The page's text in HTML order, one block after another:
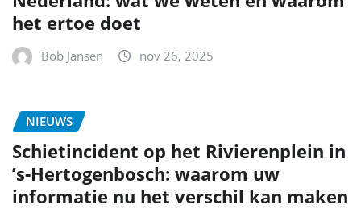
het ertoe doet
Bob Jansen nov 26, 2025
NIEUWS
Schietincident op het Rivierenplein in
’s‑Hertogenbosch: waarom uw
informatie nu het verschil kan maken